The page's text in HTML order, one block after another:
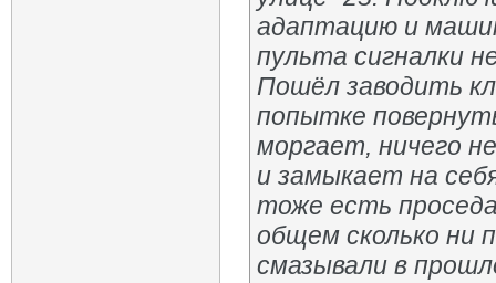
адаптацию и
пульта сигналки
Пошёл заводить
попытке
моргает, ничего
и замыкает на
тоже есть
общем сколько ни
смазывали в